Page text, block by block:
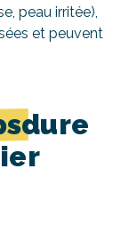
peau irritée),
et peuvent
dure